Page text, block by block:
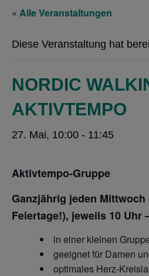
« Alle Veranstaltungen
Diese Veranstaltung hat
NORDIC
AKTIVTEMPO
27. Mai, 10:00 - 11:45
Aktivtempo-Gruppe
Ganzjährig jeden Mittwoch
Feiertage!), jeweils 10 Uhr
in einer kleinen
geeignet für Damen
optimales Herz-